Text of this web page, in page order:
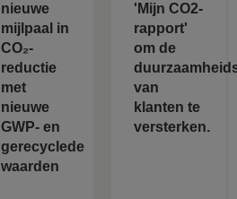
nieuwe
mijlpaal in
CO₂-
reductie
met
nieuwe
GWP- en
gerecyclede
waarden
'Mijn CO2-
rapport'
om de
van
klanten te
versterken.